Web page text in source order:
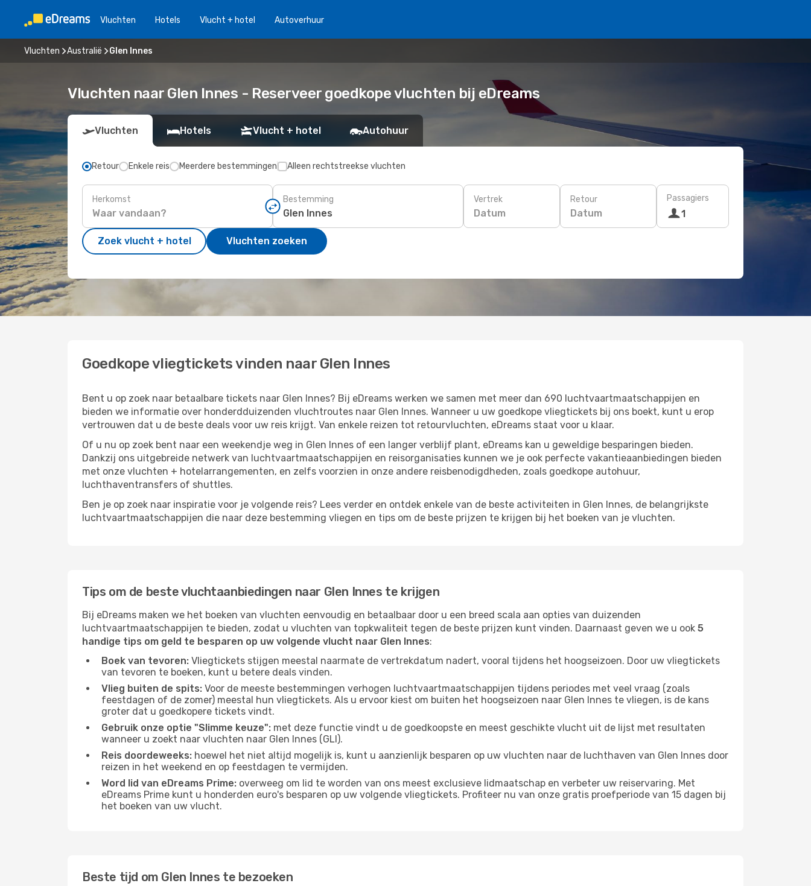
Vluchten Hotels Vlucht + hotel Autoverhuur
Vluchten Australië Glen Innes
Vluchten naar Glen Innes - Reserveer goedkope vluchten bij eDreams
Vluchten Hotels Vlucht + hotel Autohuur
Retour Enkele reis Meerdere bestemmingen Alleen rechtstreekse vluchten
Herkomst Bestemming Vertrek
Datum
Retour
Datum
Passagiers
1
Zoek vlucht + hotel Vluchten zoeken
Goedkope vliegtickets vinden naar Glen Innes
Bent u op zoek naar betaalbare tickets naar Glen Innes? Bij eDreams werken we samen met meer dan 690 luchtvaartmaatschappijen en
bieden we informatie over honderdduizenden vluchtroutes naar Glen Innes. Wanneer u uw goedkope vliegtickets bij ons boekt, kunt u erop
vertrouwen dat u de beste deals voor uw reis krijgt. Van enkele reizen tot retourvluchten, eDreams staat voor u klaar.
Of u nu op zoek bent naar een weekendje weg in Glen Innes of een langer verblijf plant, eDreams kan u geweldige besparingen bieden.
Dankzij ons uitgebreide netwerk van luchtvaartmaatschappijen en reisorganisaties kunnen we je ook perfecte vakantieaanbiedingen bieden
met onze vluchten + hotelarrangementen, en zelfs voorzien in onze andere reisbenodigdheden, zoals goedkope autohuur,
luchthaventransfers of shuttles.
Ben je op zoek naar inspiratie voor je volgende reis? Lees verder en ontdek enkele van de beste activiteiten in Glen Innes, de belangrijkste
luchtvaartmaatschappijen die naar deze bestemming vliegen en tips om de beste prijzen te krijgen bij het boeken van je vluchten.
Tips om de beste vluchtaanbiedingen naar Glen Innes te krijgen
Bij eDreams maken we het boeken van vluchten eenvoudig en betaalbaar door u een breed scala aan opties van duizenden
luchtvaartmaatschappijen te bieden, zodat u vluchten van topkwaliteit tegen de beste prijzen kunt vinden. Daarnaast geven we u ook 5
handige tips om geld te besparen op uw volgende vlucht naar Glen Innes:
Boek van tevoren: Vliegtickets stijgen meestal naarmate de vertrekdatum nadert, vooral tijdens het hoogseizoen. Door uw vliegtickets
van tevoren te boeken, kunt u betere deals vinden.
Vlieg buiten de spits: Voor de meeste bestemmingen verhogen luchtvaartmaatschappijen tijdens periodes met veel vraag (zoals
feestdagen of de zomer) meestal hun vliegtickets. Als u ervoor kiest om buiten het hoogseizoen naar Glen Innes te vliegen, is de kans
groter dat u goedkopere tickets vindt.
Gebruik onze optie "Slimme keuze": met deze functie vindt u de goedkoopste en meest geschikte vlucht uit de lijst met resultaten
wanneer u zoekt naar vluchten naar Glen Innes (GLI).
Reis doordeweeks: hoewel het niet altijd mogelijk is, kunt u aanzienlijk besparen op uw vluchten naar de luchthaven van Glen Innes door
reizen in het weekend en op feestdagen te vermijden.
Word lid van eDreams Prime: overweeg om lid te worden van ons meest exclusieve lidmaatschap en verbeter uw reiservaring. Met
eDreams Prime kunt u honderden euro's besparen op uw volgende vliegtickets. Profiteer nu van onze gratis proefperiode van 15 dagen bij
het boeken van uw vlucht.
Beste tijd om Glen Innes te bezoeken